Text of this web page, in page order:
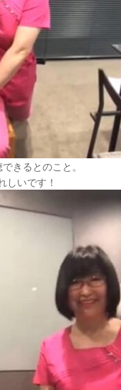
きるとのこと。
しいです！